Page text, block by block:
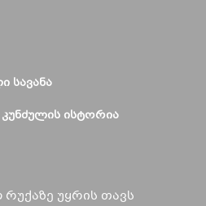
ᲡᲐᲕᲐᲜᲐ
ᲘᲡᲢᲝᲠᲘᲐ
უყრის თავს